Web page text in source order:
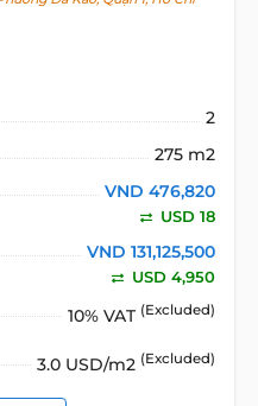
2
275 m2
VND 476,820
USD 18
VND 131,125,500
USD 4,950
10% VAT (Excluded)
3.0 USD/m2 (Excluded)